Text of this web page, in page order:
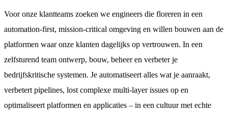
Voor onze klantteams zoeken we engineers die floreren in een
automation-first, mission-critical omgeving en willen bouwen aan de
platformen waar onze klanten dagelijks op vertrouwen. In een
zelfsturend team ontwerp, bouw, beheer en verbeter je
bedrijfskritische systemen. Je automatiseert alles wat je aanraakt,
verbetert pipelines, lost complexe multi-layer issues op en
optimaliseert platformen en applicaties – in een cultuur met echte